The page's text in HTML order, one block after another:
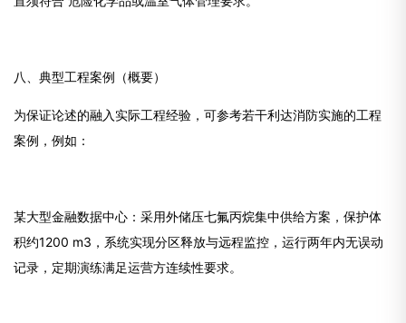
八、典型工程案例（概要）
为保证论述的融入实际工程经验，可参考若干利达消防实施的工程
案例，例如：
某大型金融数据中心：采用外储压七氟丙烷集中供给方案，保护体
积约1200 m3，系统实现分区释放与远程监控，运行两年内无误动
记录，定期演练满足运营方连续性要求。